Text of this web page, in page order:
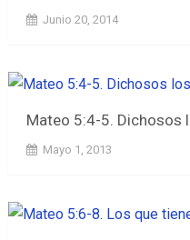
Junio 20, 2014
Mateo 5:4-5. Dichosos
Mayo 1, 2013